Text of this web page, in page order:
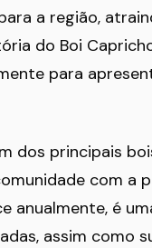
a região,
do Boi
para
dos principais
com a
anualmente, é
assim como